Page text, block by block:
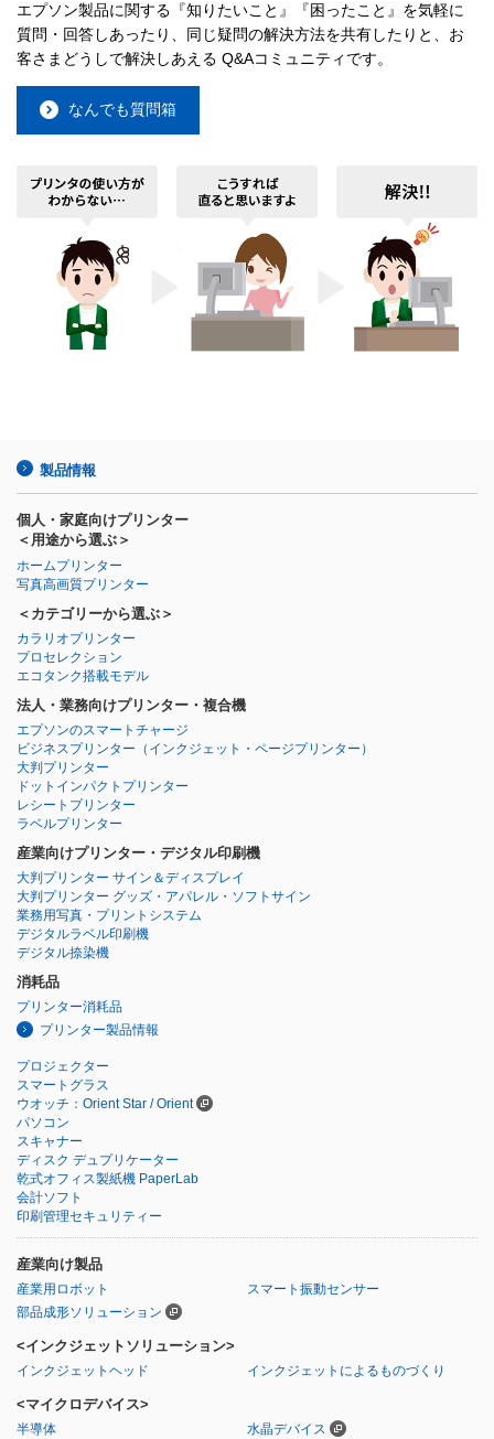
エプソン製品に関する『知りたいこと』『困ったこと』を気軽に
質問・回答しあったり、同じ疑問の解決方法を共有したりと、お
客さまどうしで解決しあえる Q&Aコミュニティです。
なんでも質問箱
製品情報
個人・家庭向けプリンター
＜用途から選ぶ＞
ホームプリンター
写真高画質プリンター
＜カテゴリーから選ぶ＞
カラリオプリンター
プロセレクション
エコタンク搭載モデル
法人・業務向けプリンター・複合機
エプソンのスマートチャージ
ビジネスプリンター （インクジェット・ページプリンター）
大判プリンター
ドットインパクトプリンター
レシートプリンター
ラベルプリンター
産業向けプリンター・デジタル印刷機
大判プリンター サイン＆ディスプレイ
大判プリンター グッズ・アパレル・ソフトサイン
業務用写真・プリントシステム
デジタルラベル印刷機
デジタル捺染機
消耗品
プリンター消耗品
プリンター製品情報
プロジェクター
スマートグラス
ウオッチ：Orient Star / Orient
パソコン
スキャナー
ディスク デュプリケーター
乾式オフィス製紙機 PaperLab
会計ソフト
印刷管理セキュリティー
産業向け製品
産業用ロボット
スマート振動センサー
部品成形ソリューション
<インクジェットソリューション>
インクジェットヘッド インクジェットによるものづくり
<マイクロデバイス>
半導体 水晶デバイス